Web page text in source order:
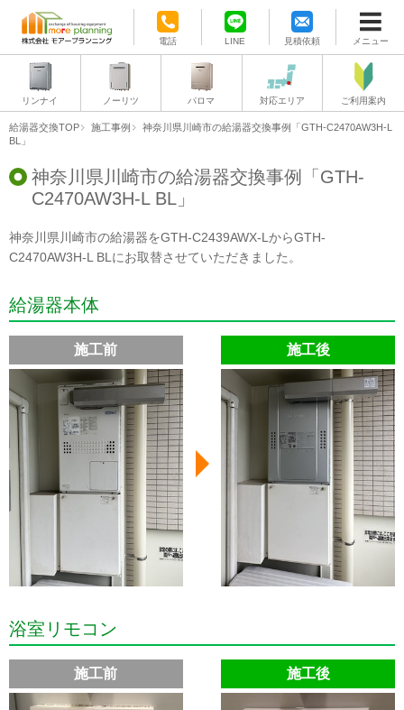
電話 LINE 見積依頼 メニュー
リンナイ ノーリツ パロマ 対応エリア ご利用案内
給湯器交換TOP 施工事例
神奈川県川崎市の給湯器交換事例「GTH-C2470AW3H-L
BL」
神奈川県川崎市の給湯器交換事例「GTH-
C2470AW3H-L BL」
神奈川県川崎市の給湯器をGTH-C2439AWX-LからGTH-
C2470AW3H-L BLにお取替させていただきました。
給湯器本体
施工前 施工後
浴室リモコン
施工前 施工後